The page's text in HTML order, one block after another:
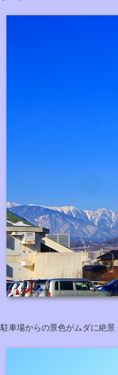
駐車場からの景色がムダに絶景